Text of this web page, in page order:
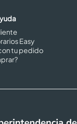
Easy
tu pedido